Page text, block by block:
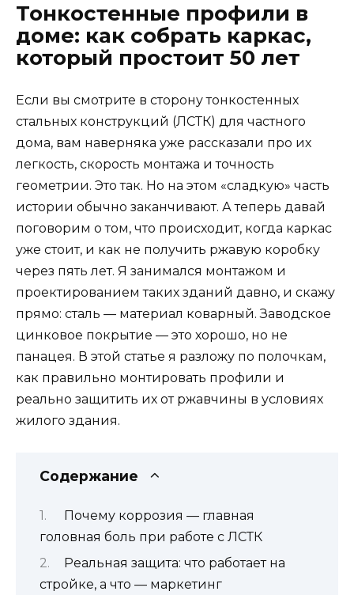
Тонкостенные профили в
доме: как собрать каркас,
который простоит 50 лет
Если вы смотрите в сторону тонкостенных
стальных конструкций (ЛСТК) для частного
дома, вам наверняка уже рассказали про их
легкость, скорость монтажа и точность
геометрии. Это так. Но на этом «сладкую» часть
истории обычно заканчивают. А теперь давай
поговорим о том, что происходит, когда каркас
уже стоит, и как не получить ржавую коробку
через пять лет. Я занимался монтажом и
проектированием таких зданий давно, и скажу
прямо: сталь — материал коварный. Заводское
цинковое покрытие — это хорошо, но не
панацея. В этой статье я разложу по полочкам,
как правильно монтировать профили и
реально защитить их от ржавчины в условиях
жилого здания.
Содержание
Почему коррозия — главная
головная боль при работе с ЛСТК
Реальная защита: что работает на
стройке, а что — маркетинг